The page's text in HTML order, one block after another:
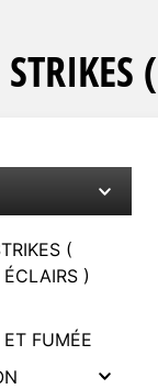
(
)
FUMÉE